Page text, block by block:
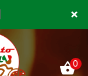
×
0